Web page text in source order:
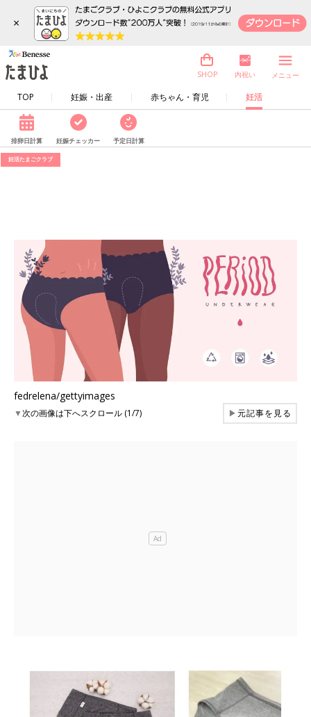
×
TOP 妊娠・出産 赤ちゃん・育児 妊活
SHOP 内祝い メニュー
排卵日計算 妊娠チェッカー 予定日計算
妊活たまごクラブ
fedrelena/gettyimages
▼次の画像は下へスクロール (1/7) ▶元記事を見る